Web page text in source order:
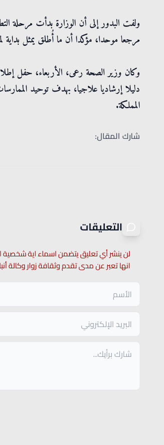
ولفت البدور إلى أن الوزارة بدأت مرحلة
مرجعا موحدا، مؤكدا أن ما أُطلق يمثل بداية
دليلا إرشاديا علاجيا، بهدف توحيد
المملكة.
شارك المقال:
التعليقات
لن ينشر أي تعليق يتضمن اسماء اية شخصية او
انها تعبر عن مدى تقدم وثقافة زوار وكالة